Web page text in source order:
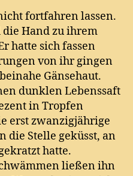
fortfahren lassen.
die Hand zu ihrem
hatte sich fassen
von ihr gingen
Gänsehaut.
dunklen Lebenssaft
in Tropfen
erst zwanzigjährige
die Stelle geküsst, an
hatte.
ließen ihn